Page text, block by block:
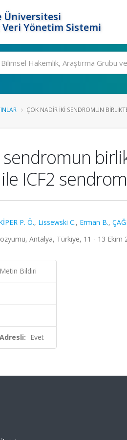
Üniversitesi
Yönetim Sistemi
ÇOK NADIR IKI SENDROMUN
ICF2
P. Ö., Lissewski C., Erman B.,
Antalya, Türkiye, 11 - 13 Ekim
Bildiri
Evet